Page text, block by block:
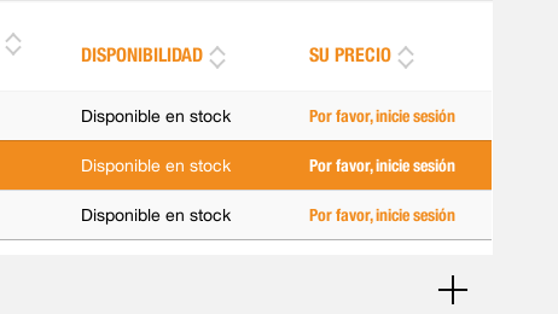
DISPONIBILIDAD SU PRECIO
Disponible en stock Por favor, inicie sesión
Disponible en stock Por favor, inicie sesión
Disponible en stock Por favor, inicie sesión